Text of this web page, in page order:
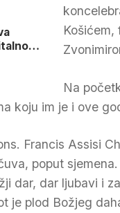
u
Na
koju im je i ove
Francis Assisi
poput
dar, dar ljubavi i
je plod Božjeg